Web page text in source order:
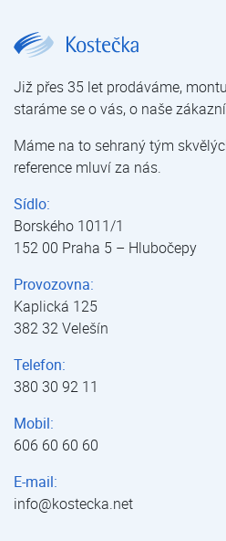
Již přes 35 let prodáváme,
staráme se o vás, o naše
Máme na to sehraný tým
reference mluví za nás.
Sídlo:
Borského 1011/1
152 00 Praha 5 – Hlubočepy
Provozovna:
Kaplická 125
382 32 Velešín
Telefon:
380 30 92 11
Mobil:
606 60 60 60
E-mail:
info@kostecka.net